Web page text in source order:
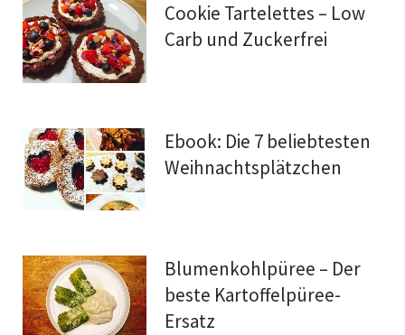
Cookie Tartelettes – Low
Carb und Zuckerfrei
Ebook: Die 7 beliebtesten
Weihnachtsplätzchen
Blumenkohlpüree – Der
beste Kartoffelpüree-
Ersatz